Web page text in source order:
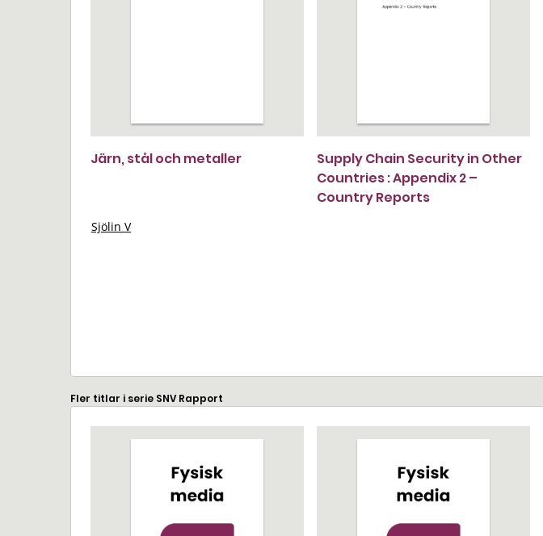
Järn, stål och metaller
Sjölin V
Supply Chain Security in Other
Countries : Appendix 2 –
Country Reports
Fler titlar i serie SNV Rapport